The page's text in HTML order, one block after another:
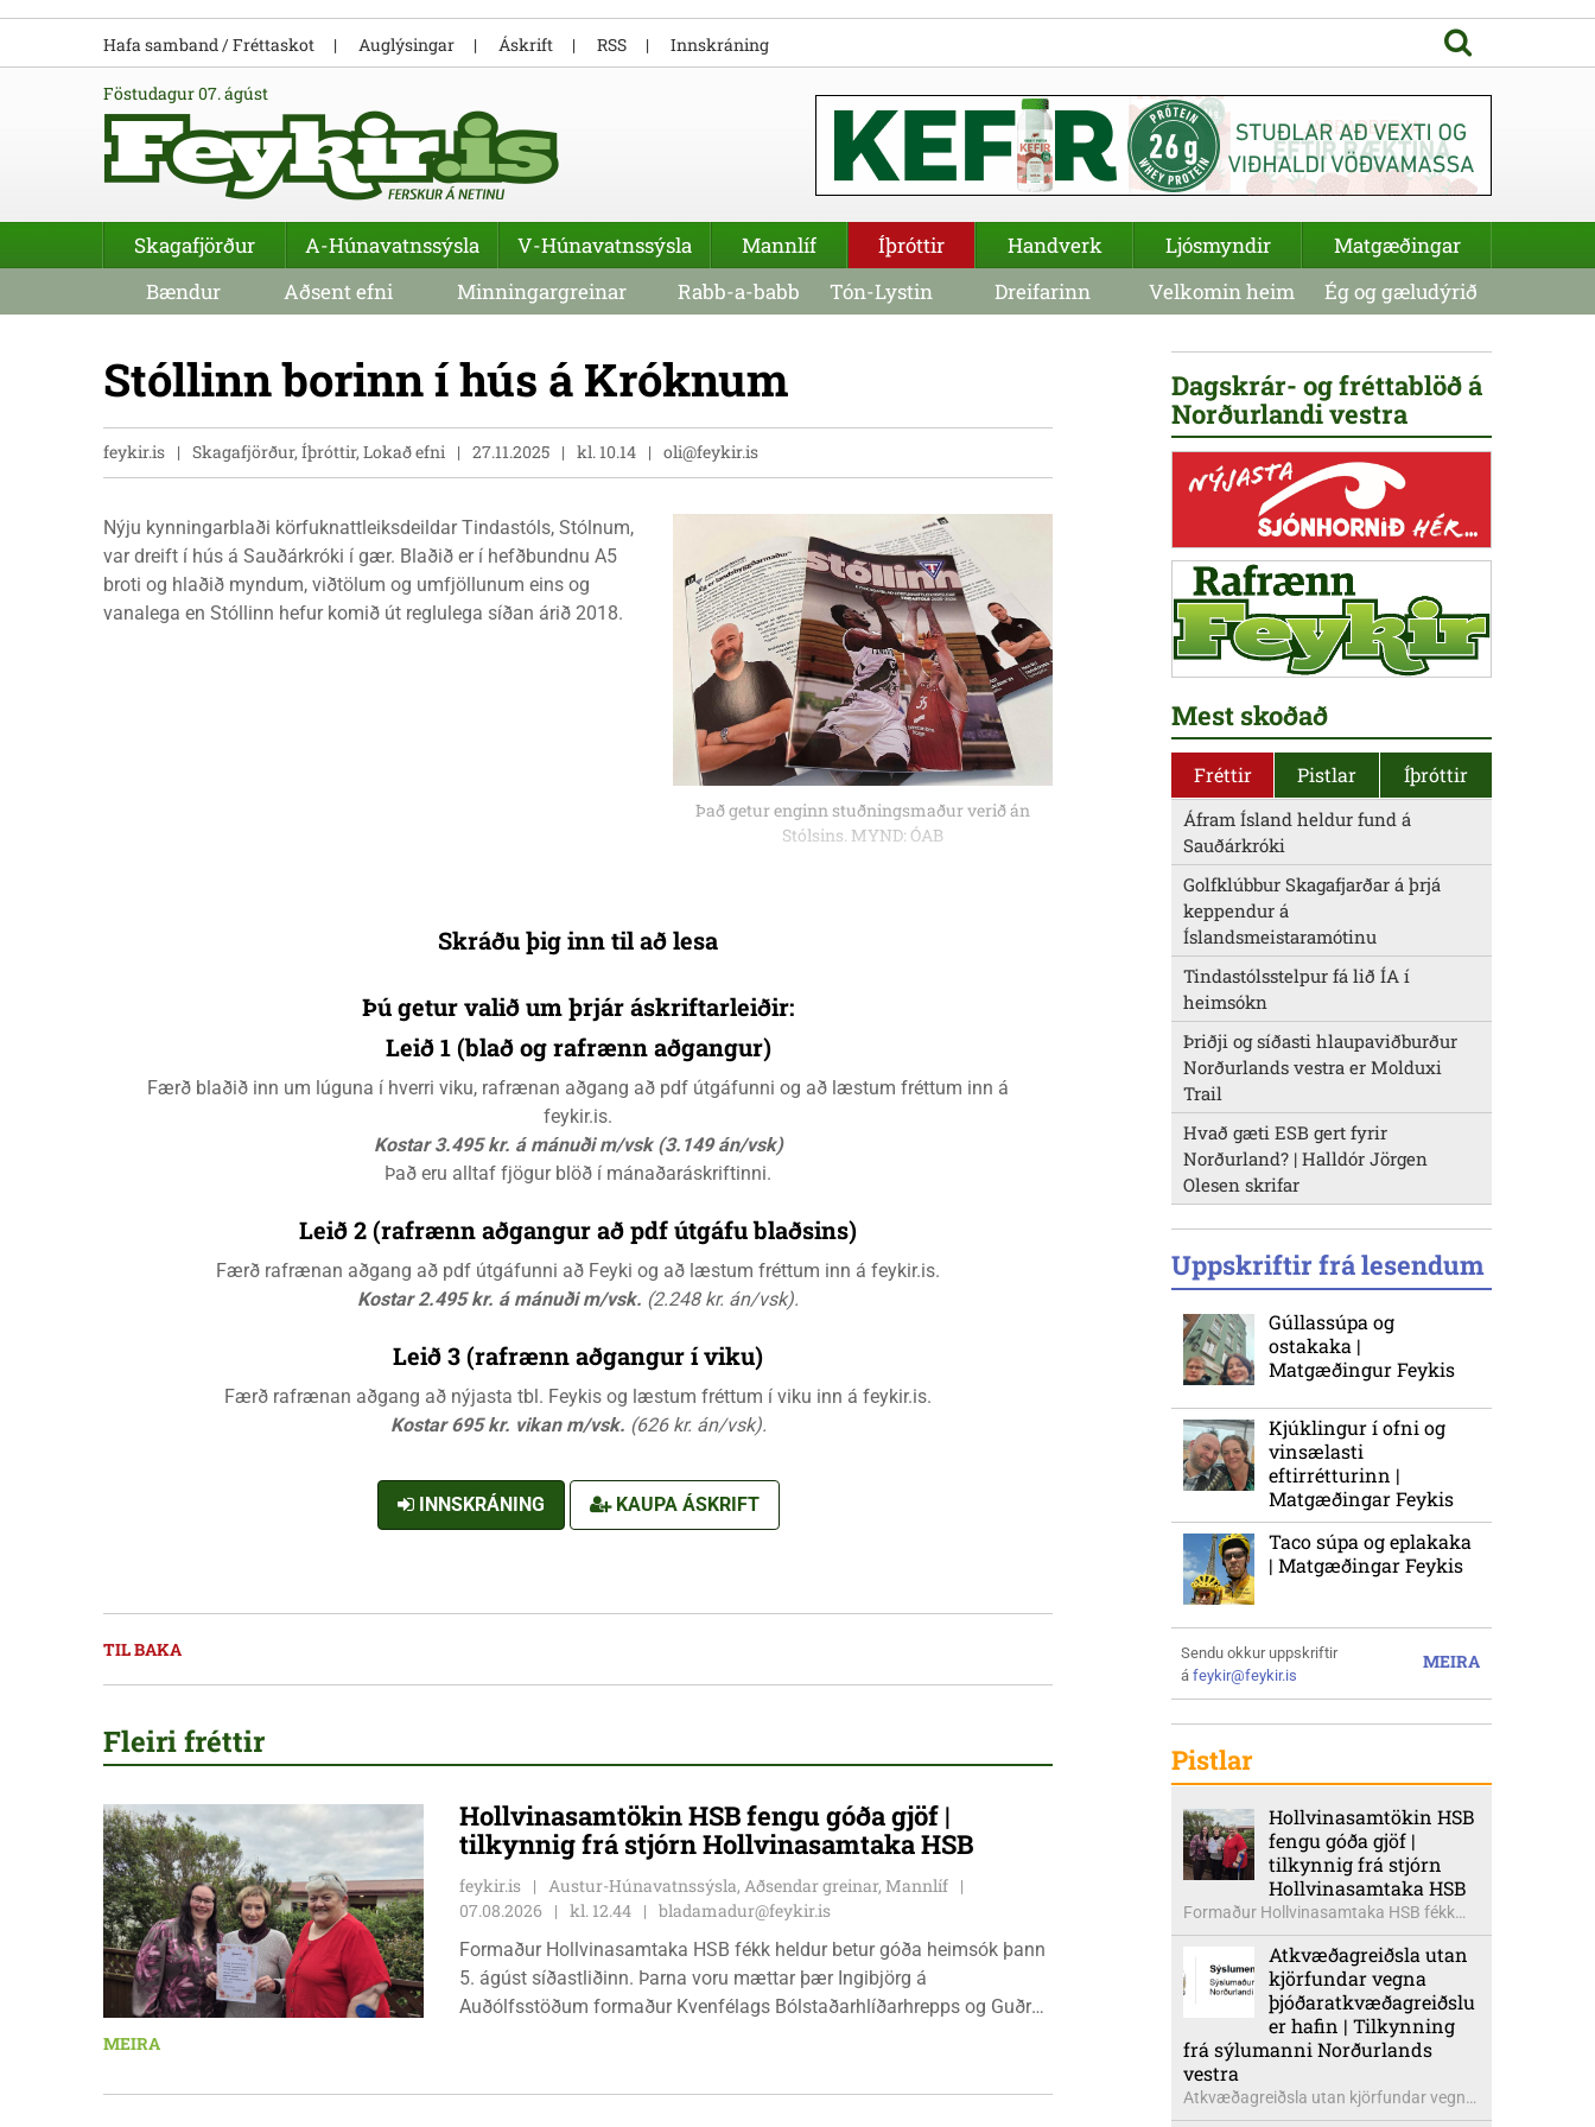
föstudagur 07. ágúst
Stóllinn borinn í hús á Króknum
feykir.is Skagafjörður, Íþróttir, Lokað efni 27.11.2025 kl. 10.14 oli@feykir.is
Það getur enginn stuðningsmaður verið án
Stólsins. MYND: ÓAB
Nýju kynningarblaði körfuknattleiksdeildar Tindastóls, Stólnum,
var dreift í hús á Sauðárkróki í gær. Blaðið er í hefðbundnu A5
broti og hlaðið myndum, viðtölum og umfjöllunum eins og
vanalega en Stóllinn hefur komið út reglulega síðan árið 2018.
Skráðu þig inn til að lesa
Þú getur valið um þrjár áskriftarleiðir:
Leið 1 (blað og rafrænn aðgangur)
Færð blaðið inn um lúguna í hverri viku, rafrænan aðgang að pdf útgáfunni og að læstum fréttum inn á
feykir.is.
Kostar 3.495 kr. á mánuði m/vsk (3.149 án/vsk)
Það eru alltaf fjögur blöð í mánaðaráskriftinni.
Leið 2 (rafrænn aðgangur að pdf útgáfu blaðsins)
Færð rafrænan aðgang að pdf útgáfunni að Feyki og að læstum fréttum inn á feykir.is.
Kostar 2.495 kr. á mánuði m/vsk. (2.248 kr. án/vsk).
Leið 3 (rafrænn aðgangur í viku)
Færð rafrænan aðgang að nýjasta tbl. Feykis og læstum fréttum í viku inn á feykir.is.
Kostar 695 kr. vikan m/vsk. (626 kr. án/vsk).
INNSKRÁNING KAUPA ÁSKRIFT
TIL BAKA
Fleiri fréttir
Hollvinasamtökin HSB fengu góða gjöf |
tilkynnig frá stjórn Hollvinasamtaka HSB
feykir.is
Austur-Húnavatnssýsla, Aðsendar greinar, Mannlíf
07.08.2026
kl. 12.44
bladamadur@feykir.is
Formaður Hollvinasamtaka HSB fékk heldur betur góða heimsók þann
5. ágúst síðastliðinn. Þarna voru mættar þær Ingibjörg á
Auðólfsstöðum formaður Kvenfélags Bólstaðarhlíðarhrepps og Guðrún
höggbylgjutæki í aðstöðu sjúkraþjálfara.
MEIRA
Dagskrár- og fréttablöð á
Norðurlandi vestra
Mest skoðað
Fréttir Pistlar Íþróttir
Áfram Ísland heldur fund á
Sauðárkróki
Golfklúbbur Skagafjarðar á þrjá
keppendur á
Íslandsmeistaramótinu
Tindastólsstelpur fá lið ÍA í
heimsókn
Þriðji og síðasti hlaupaviðburður
Norðurlands vestra er Molduxi
Trail
Hvað gæti ESB gert fyrir
Norðurland? | Halldór Jörgen
Olesen skrifar
Uppskriftir frá lesendum
Gúllassúpa og
ostakaka |
Matgæðingur Feykis
Kjúklingur í ofni og
vinsælasti
eftirrétturinn |
Matgæðingar Feykis
Taco súpa og eplakaka
| Matgæðingar Feykis
MEIRA
Sendu okkur uppskriftir
á feykir@feykir.is
Pistlar
Hollvinasamtökin HSB
fengu góða gjöf |
tilkynnig frá stjórn
Hollvinasamtaka HSB
Formaður Hollvinasamtaka HSB fékk
heldur betur góða heimsók þann 5.
ágúst síðastliðinn. Þarna voru mættar
þær Ingibjörg á Auðólfsstöðum
formaður Kvenfélags
Bólstaðarhlíðarhrepps og Guðrún á
Auðkúlu formaður Kvenfélags
Svínavatnshrepps. Afhentu þær
Sigurlaugu Þóru gjafabréf að upphæð
Atkvæðagreiðsla utan
kjörfundar vegna
þjóðaratkvæðagreiðslu
er hafin | Tilkynning
frá sýlumanni Norðurlands
vestra
Atkvæðagreiðsla utan kjörfundar vegna
þjóðaratkvæðagreiðslu um
Hafa samband / Fréttaskot Auglýsingar Áskrift RSS Innskráning
Skagafjörður A-Húnavatnssýsla V-Húnavatnssýsla Mannlíf Íþróttir Handverk Ljósmyndir
Matgæðingar
Bændur
Aðsent efni Minningargreinar Rabb-a-babb Tón-Lystin Dreifarinn Velkomin heim Ég og gæludýrið